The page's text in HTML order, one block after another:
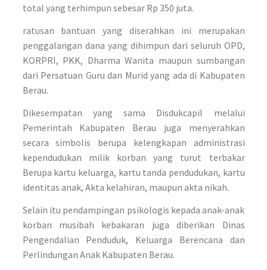
total yang terhimpun sebesar Rp 350 juta.
ratusan bantuan yang diserahkan ini merupakan
penggalangan dana yang dihimpun dari seluruh OPD,
KORPRI, PKK, Dharma Wanita maupun sumbangan
dari Persatuan Guru dan Murid yang ada di Kabupaten
Berau.
Dikesempatan yang sama Disdukcapil melalui
Pemerintah Kabupaten Berau juga menyerahkan
secara simbolis berupa kelengkapan administrasi
kependudukan milik korban yang turut terbakar
Berupa kartu keluarga, kartu tanda pendudukan, kartu
identitas anak, Akta kelahiran, maupun akta nikah.
Selain itu pendampingan psikologis kepada anak-anak
korban musibah kebakaran juga diberikan Dinas
Pengendalian Penduduk, Keluarga Berencana dan
Perlindungan Anak Kabupaten Berau.